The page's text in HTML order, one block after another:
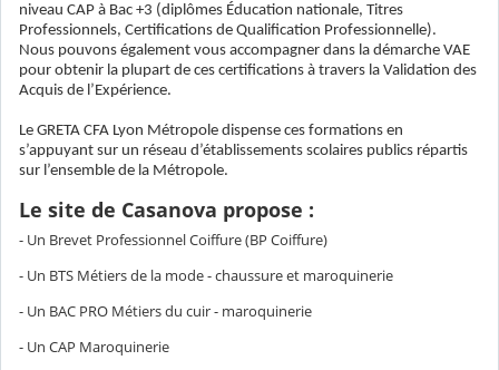
niveau CAP à Bac +3 (diplômes Éducation nationale, Titres
Professionnels, Certifications de Qualification Professionnelle).
Nous pouvons également vous accompagner dans la démarche VAE
pour obtenir la plupart de ces certifications à travers la Validation des
Acquis de l’Expérience.
Le GRETA CFA Lyon Métropole dispense ces formations en
s’appuyant sur un réseau d’établissements scolaires publics répartis
sur l’ensemble de la Métropole.
Le site de Casanova propose :
- Un Brevet Professionnel Coiffure (BP Coiffure)
- Un BTS Métiers de la mode - chaussure et maroquinerie
- Un BAC PRO Métiers du cuir - maroquinerie
- Un CAP Maroquinerie